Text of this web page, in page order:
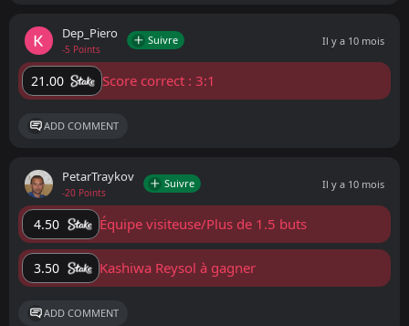
Dep_Piero
-5 Points
Suivre Il y a 10 mois
21.00 Score correct : 3:1
ADD COMMENT
PetarTraykov
-20 Points
Suivre Il y a 10 mois
4.50 Équipe visiteuse/Plus de 1.5 buts
3.50 Kashiwa Reysol à gagner
ADD COMMENT